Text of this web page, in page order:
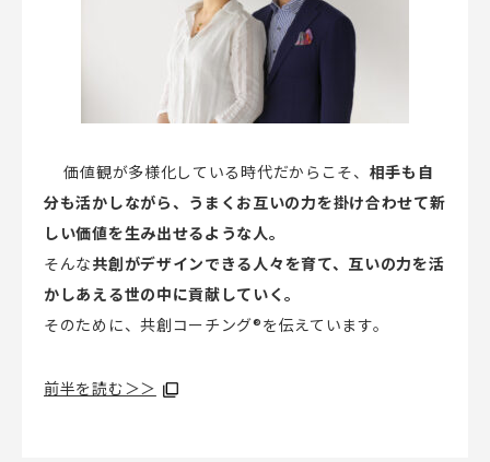
価値観が多様化している時代だからこそ、 相手も自
分も活かしながら、うまくお互いの力を掛け合わせて新
しい価値を生み出せるような人。
そんな共創がデザインできる人々を育て、互いの力を活
かしあえる世の中に貢献していく。
そのために、共創コーチング®を伝えています。
前半を読む＞＞